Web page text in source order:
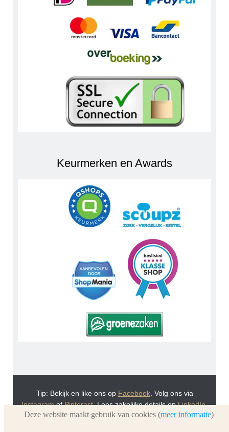
Keurmerken en Awards
Tip: Bekijk en like ons op Facebook. Volg ons via
InstagramofPinterest. Lees zakelijke details opLinkedIn.
Of bekijk Urnwebshop.nl instructie video's viaYou Tube.
Deze website maakt gebruik van cookies (meer informatie)